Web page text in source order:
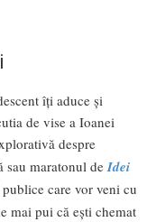
îți aduce și
de vise a Ioanei
despre
sau maratonul deIdei
care vor veni cu
mai pui că ești chemat